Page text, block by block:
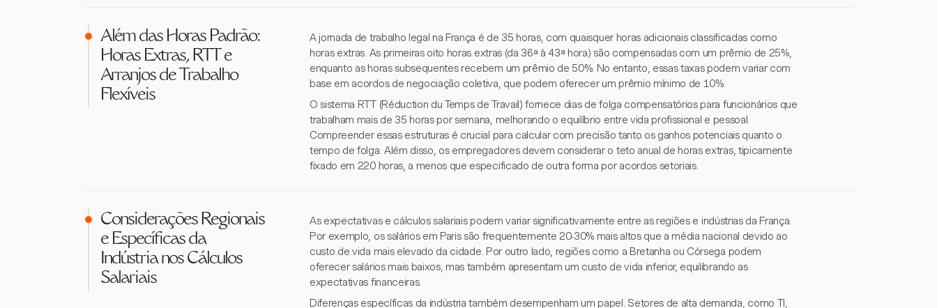
Além das Horas Padrão:
Horas Extras, RTT e
Arranjos de Trabalho
Flexíveis
A jornada de trabalho legal na França é de 35 horas, com quaisquer horas adicionais classificadas como
horas extras. As primeiras oito horas extras (da 36ª à 43ª hora) são compensadas com um prêmio de 25%,
enquanto as horas subsequentes recebem um prêmio de 50%. No entanto, essas taxas podem variar com
base em acordos de negociação coletiva, que podem oferecer um prêmio mínimo de 10%.
O sistema RTT (Réduction du Temps de Travail) fornece dias de folga compensatórios para funcionários que
trabalham mais de 35 horas por semana, melhorando o equilíbrio entre vida profissional e pessoal.
Compreender essas estruturas é crucial para calcular com precisão tanto os ganhos potenciais quanto o
tempo de folga. Além disso, os empregadores devem considerar o teto anual de horas extras, tipicamente
fixado em 220 horas, a menos que especificado de outra forma por acordos setoriais.
Considerações Regionais
e Específicas da
Indústria nos Cálculos
Salariais
As expectativas e cálculos salariais podem variar significativamente entre as regiões e indústrias da França.
Por exemplo, os salários em Paris são frequentemente 20-30% mais altos que a média nacional devido ao
custo de vida mais elevado da cidade. Por outro lado, regiões como a Bretanha ou Córsega podem
oferecer salários mais baixos, mas também apresentam um custo de vida inferior, equilibrando as
expectativas financeiras.
Diferenças específicas da indústria também desempenham um papel. Setores de alta demanda, como TI,